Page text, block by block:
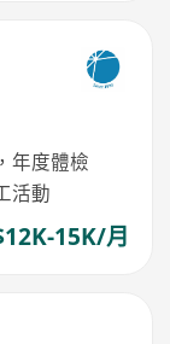
年度體檢
活動
15K/月